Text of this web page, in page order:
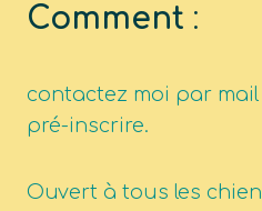
Comment :
contactez moi par
pré-inscrire.
Ouvert à tous les